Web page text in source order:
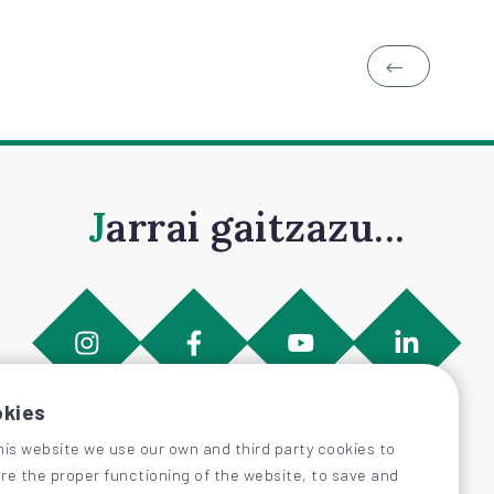
Jarrai gaitzazu...
website we use our own and third party cookies to
the proper functioning of the website, to save and